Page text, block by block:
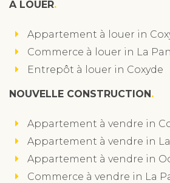
A LOUER
Appartement à louer in
Commerce à louer in La
Entrepôt à louer in Coxyde
NOUVELLE CONSTRUCTION
Appartement à vendre in
Appartement à vendre in
Appartement à vendre in
Commerce à vendre in La